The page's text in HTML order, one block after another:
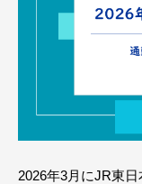
2026年3月にJR東